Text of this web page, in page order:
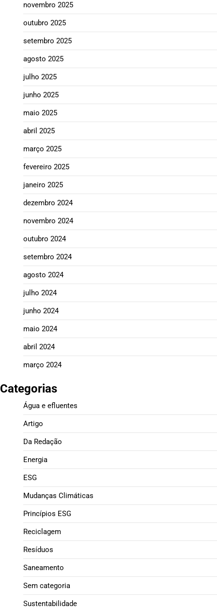
novembro 2025
outubro 2025
setembro 2025
agosto 2025
julho 2025
junho 2025
maio 2025
abril 2025
março 2025
fevereiro 2025
janeiro 2025
dezembro 2024
novembro 2024
outubro 2024
setembro 2024
agosto 2024
julho 2024
junho 2024
maio 2024
abril 2024
março 2024
Categorias
Água e efluentes
Artigo
Da Redação
Energia
ESG
Mudanças Climáticas
Princípios ESG
Reciclagem
Resíduos
Saneamento
Sem categoria
Sustentabilidade